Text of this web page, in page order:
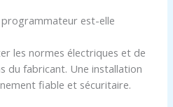
programmateur est-elle
les normes électriques et de
du fabricant. Une installation
fiable et sécuritaire.